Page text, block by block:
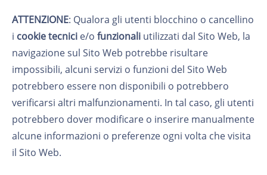
ATTENZIONE: Qualora gli utenti blocchino o cancellino
i cookietecnici e/o funzionali utilizzati dal Sito Web, la
navigazione sul Sito Web potrebbe risultare
impossibili, alcuni servizi o funzioni del Sito Web
potrebbero essere non disponibili o potrebbero
verificarsi altri malfunzionamenti. In tal caso, gli utenti
potrebbero dover modificare o inserire manualmente
alcune informazioni o preferenze ogni volta che visita
il Sito Web.